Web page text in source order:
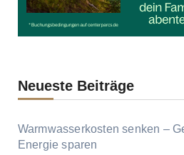
Neueste Beiträge
Warmwasserkosten senken –
Energie sparen